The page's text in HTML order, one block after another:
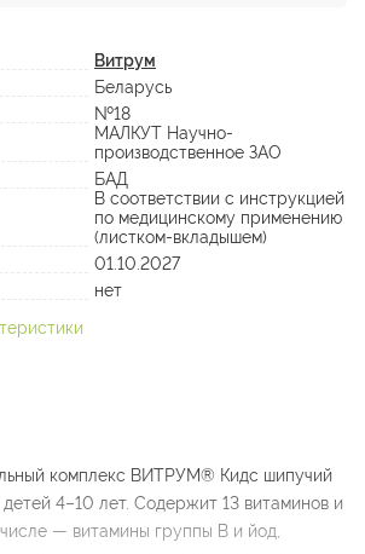
Витрум
Беларусь
№18
МАЛКУТ Научно-
производственное ЗАО
БАД
В соответствии с инструкцией
по медицинскому применению
(листком-вкладышем)
01.10.2027
нет
комплекс ВИТРУМ® Кидс шипучий
4–10 лет. Содержит 13 витаминов и
— витамины группы В и йод,